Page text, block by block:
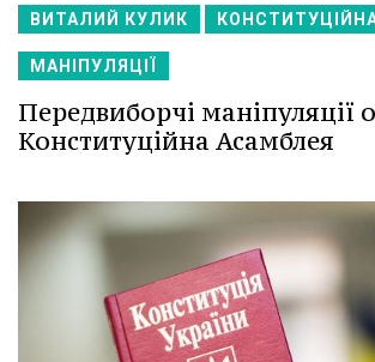
ВИТАЛИЙ КУЛИК
МАНІПУЛЯЦІЇ
Передвиборчі маніпуляції
Конституційна Асамблея